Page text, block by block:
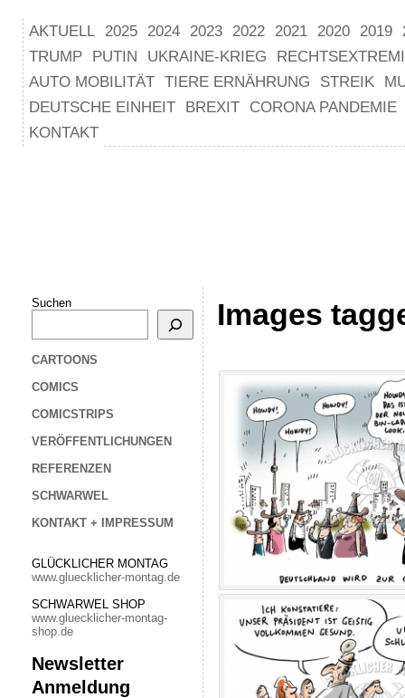
AKTUELL 2025 2024 2023 2022 2021 2020 2019
TRUMP
PUTIN UKRAINE-KRIEG
AUTO MOBILITÄT TIERE ERNÄHRUNG STREIK
DEUTSCHE EINHEIT
BREXIT
CORONA PANDEMIE
KONTAKT
Suchen
CARTOONS
COMICS
COMICSTRIPS
VERÖFFENTLICHUNGEN
REFERENZEN
SCHWARWEL
KONTAKT + IMPRESSUM
GLÜCKLICHER MONTAG
www.gluecklicher-montag.de
SCHWARWEL SHOP
www.gluecklicher-montag-
shop.de
Newsletter
Anmeldung
Images